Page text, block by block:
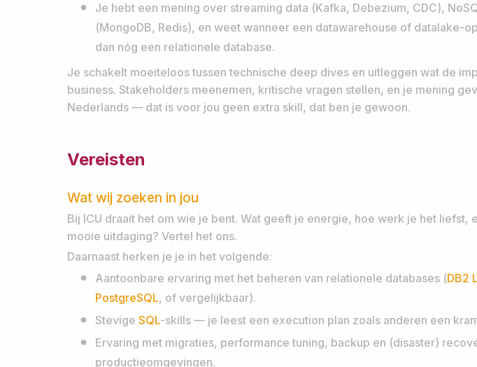
Je hebt een mening over streaming data (Kafka, Debezium, CDC),
(MongoDB, Redis), en weet wanneer een datawarehouse of datalake-
dan nóg een relationele database.
Je schakelt moeiteloos tussen technische deep dives en uitleggen wat de
business. Stakeholders meenemen, kritische vragen stellen, en je mening
Nederlands — dat is voor jou geen extra skill, dat ben je gewoon.
Vereisten
Wat wij zoeken in jou
Bij ICU draait het om wie je bent. Wat geeft je energie, hoe werk je het liefst,
mooie uitdaging? Vertel het ons.
Daarnaast herken je je in het volgende:
Aantoonbare ervaring met het beheren van relationele databases (DB2
PostgreSQL, of vergelijkbaar).
Stevige SQL-skills — je leest een execution plan zoals anderen een
Ervaring met migraties, performance tuning, backup en (disaster)
productieomgevingen.